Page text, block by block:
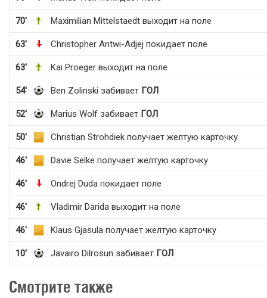
70' Maximilian Mittelstaedt выходит на поле
63' Christopher Antwi-Adjej покидает поле
63' Kai Proeger выходит на поле
54' Ben Zolinski забивает ГОЛ
52' Marius Wolf забивает ГОЛ
50' Christian Strohdiek получает желтую карточку
46' Davie Selke получает желтую карточку
46' Ondrej Duda покидает поле
46' Vladimir Darida выходит на поле
46' Klaus Gjasula получает желтую карточку
10' Javairo Dilrosun забивает ГОЛ
Смотрите также